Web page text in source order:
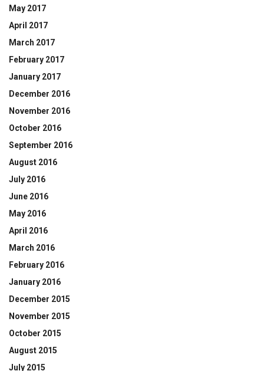
May 2017
April 2017
March 2017
February 2017
January 2017
December 2016
November 2016
October 2016
September 2016
August 2016
July 2016
June 2016
May 2016
April 2016
March 2016
February 2016
January 2016
December 2015
November 2015
October 2015
August 2015
July 2015